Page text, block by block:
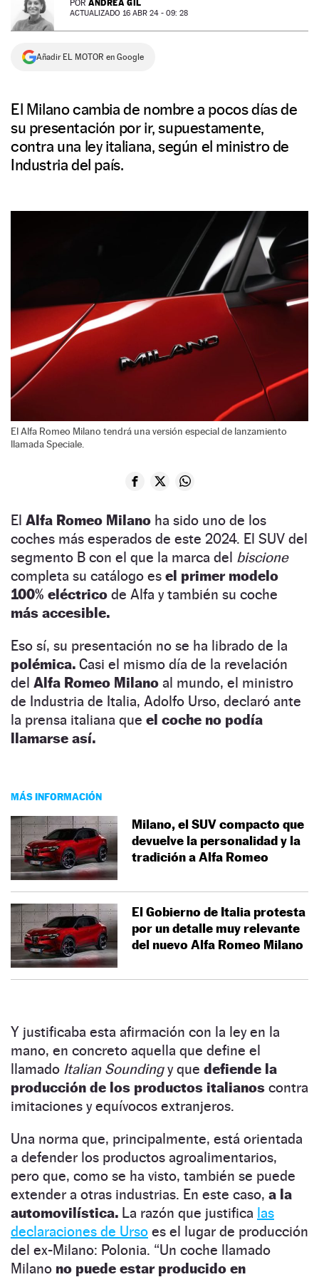
NEWSLETTER
SÍGUENOS
POR ANDREA GIL
ACTUALIZADO 16 ABR 24 - 09: 28
Añadir EL MOTOR en Google
El Milano cambia de nombre a pocos días de
su presentación por ir, supuestamente,
contra una ley italiana, según el ministro de
Industria del país.
El Alfa Romeo Milano tendrá una versión especial de lanzamiento
llamada Speciale.
El Alfa Romeo Milano ha sido uno de los
coches más esperados de este 2024. El SUV del
segmento B con el que la marca del biscione
completa su catálogo es el primer modelo
100% eléctrico de Alfa y también su coche
más accesible.
Eso sí, su presentación no se ha librado de la
polémica. Casi el mismo día de la revelación
del Alfa Romeo Milano al mundo, el ministro
de Industria de Italia, Adolfo Urso, declaró ante
la prensa italiana que el coche no podía
llamarse así.
MÁS INFORMACIÓN
Milano, el SUV compacto que
devuelve la personalidad y la
tradición a Alfa Romeo
El Gobierno de Italia protesta
por un detalle muy relevante
del nuevo Alfa Romeo Milano
Y justificaba esta afirmación con la ley en la
mano, en concreto aquella que define el
llamado Italian Soundingy que defiende la
producción de los productos italianos contra
imitaciones y equívocos extranjeros.
Una norma que, principalmente, está orientada
a defender los productos agroalimentarios,
pero que, como se ha visto, también se puede
extender a otras industrias. En este caso, a la
automovilística. La razón que justifica las
declaraciones de Urso es el lugar de producción
del ex-Milano: Polonia. “Un coche llamado
Milano no puede estar producido en